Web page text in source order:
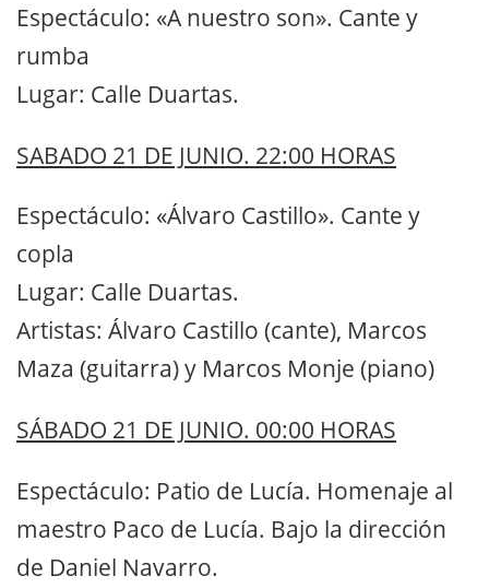
Espectáculo: «A nuestro son». Cante y
rumba
Lugar: Calle Duartas.
SABADO 21 DE JUNIO. 22:00 HORAS
Espectáculo: «Álvaro Castillo». Cante y
copla
Lugar: Calle Duartas.
Artistas: Álvaro Castillo (cante), Marcos
Maza (guitarra) y Marcos Monje (piano)
SÁBADO 21 DE JUNIO. 00:00 HORAS
Espectáculo: Patio de Lucía. Homenaje al
maestro Paco de Lucía. Bajo la dirección
de Daniel Navarro.